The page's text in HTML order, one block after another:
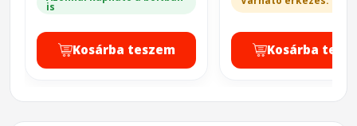
is
Kosárba teszem Kosárba